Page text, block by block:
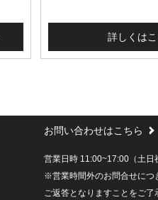
詳しくは
お問い合わせはこちら
営業日時 11:00~17:00（土日
※営業時間外のお問合せにつ
ご返答となりますことをご了